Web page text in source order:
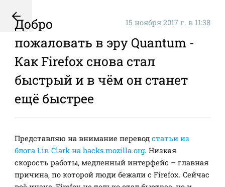
15 ноября 2017 г. в 11:38
Добро
пожаловать в эру Quantum -
Как Firefox снова стал
быстрый и в чём он станет
ещё быстрее
Представляю на внимание переводстатьи из
блога Lin Clark на hacks.mozilla.org. Низкая
скорость работы, медленный интерфейс – главная
причина, по которой люди бежали с Firefox. Сейчас